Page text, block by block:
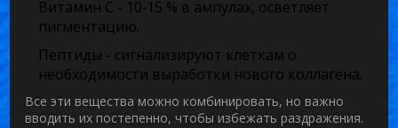
Витамин C - 10‑15 % в ампулах, осветляет
пигментацию.
Пептиды - сигнализируют клеткам о
необходимости выработки нового коллагена.
Все эти вещества можно комбинировать, но важно
вводить их постепенно, чтобы избежать раздражения.